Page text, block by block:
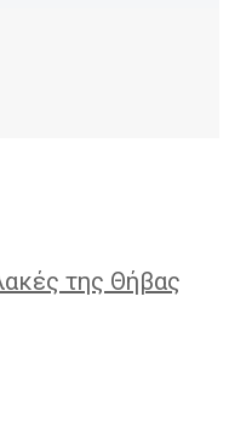
της Θήβας